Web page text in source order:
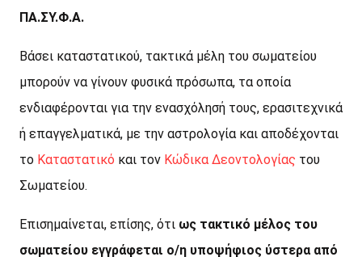
ΠΑ.ΣΥ.Φ.Α.
Βάσει καταστατικού, τακτικά μέλη του σωματείου
μπορούν να γίνουν φυσικά πρόσωπα, τα οποία
ενδιαφέρονται για την ενασχόλησή τους, ερασιτεχνικά
ή επαγγελματικά, με την αστρολογία και αποδέχονται
το Καταστατικό και τον Κώδικα Δεοντολογίας του
Σωματείου.
Επισημαίνεται, επίσης, ότι ως τακτικό μέλος του
σωματείου εγγράφεται ο/η υποψήφιος ύστερα από